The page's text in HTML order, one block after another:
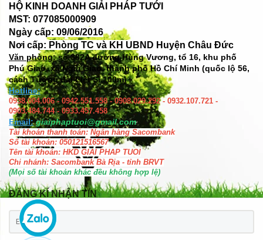
HỘ KINH DOANH GIẢI PHÁP TƯỚI
MST: 077085000909
Ngày cấp: 09/06/2016
Nơi cấp: Phòng TC và KH UBND Huyện Châu Đức
Văn phòng: số382A đường Hùng Vương, tổ 16, khu phố
Phú Giao, xã Ngãi Giao, thành phố Hồ Chí Minh (quốc lộ 56,
cách Tượng đài Liệt Sĩ 100m)
Hotline:
0938.004.006 - 0942.551.558 - 0908.029.292 - 0932.107.721 -
0903.484.744 - 0933.457.458
Email: giaiphaptuoi@gmail.com
Tài khoản thanh toán: Ngân hàng Sacombank
Số tài khoản: 050121516567
Tên tài khoản: HKD GIAI PHAP TUOI
Chi nhánh: Sacombank Bà Rịa - tỉnh BRVT
(Mọi số tài khoản khác đều không hợp lệ)
ĐĂNG KÍ NHẬN TIN